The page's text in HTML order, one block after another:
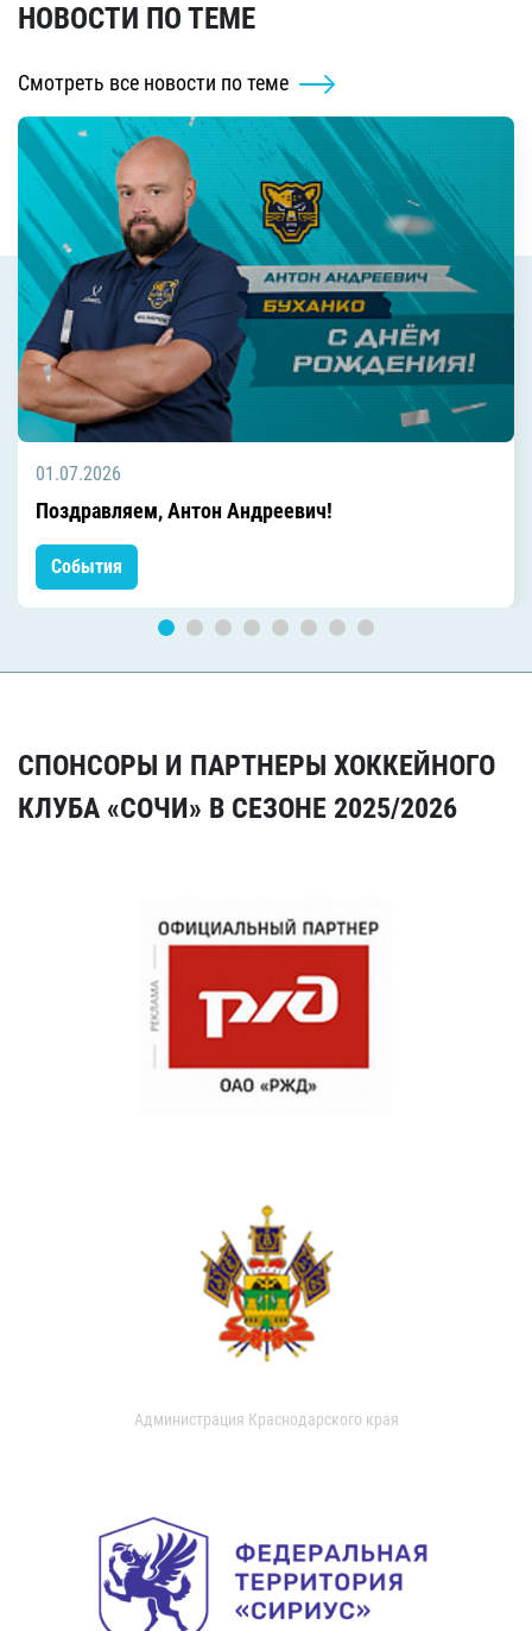
НОВОСТИ ПО ТЕМЕ
Смотреть все новости по теме
01.07.2026
Поздравляем, Антон Андреевич!
События
СПОНСОРЫ И ПАРТНЕРЫ ХОККЕЙНОГО
КЛУБА «СОЧИ» В СЕЗОНЕ 2025/2026
Администрация Краснодарского края